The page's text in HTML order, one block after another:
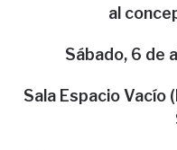
al
Sábado, 6 de
Sala Espacio Vacío